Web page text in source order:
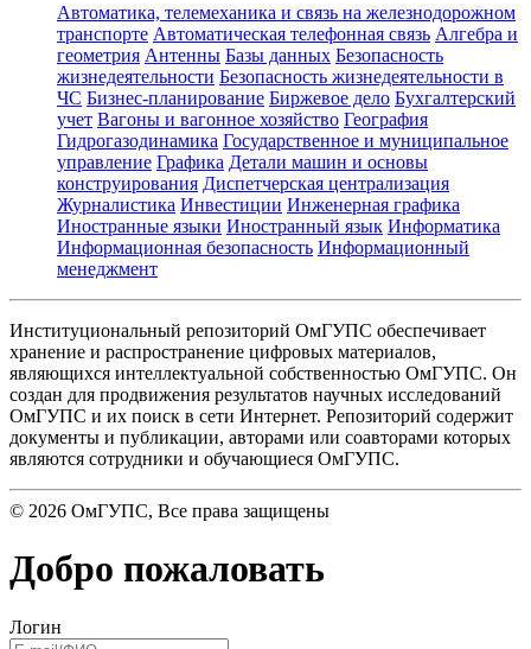
Автоматика, телемеханика и связь на железнодорожном
транспорте Автоматическая телефонная связь Алгебра и
геометрия Антенны Базы данных Безопасность
жизнедеятельности Безопасность жизнедеятельности в
ЧС Бизнес-планирование Биржевое дело Бухгалтерский
учет Вагоны и вагонное хозяйство География
Гидрогазодинамика Государственное и муниципальное
управление Графика Детали машин и основы
конструирования Диспетчерская централизация
Журналистика Инвестиции Инженерная графика
Иностранные языки Иностранный язык Информатика
Информационная безопасность Информационный
менеджмент
Институциональный репозиторий ОмГУПС обеспечивает
хранение и распространение цифровых материалов,
являющихся интеллектуальной собственностью ОмГУПС. Он
создан для продвижения результатов научных исследований
ОмГУПС и их поиск в сети Интернет. Репозиторий содержит
документы и публикации, авторами или соавторами которых
являются сотрудники и обучающиеся ОмГУПС.
© 2026 ОмГУПС, Все права защищены
Добро пожаловать
Логин